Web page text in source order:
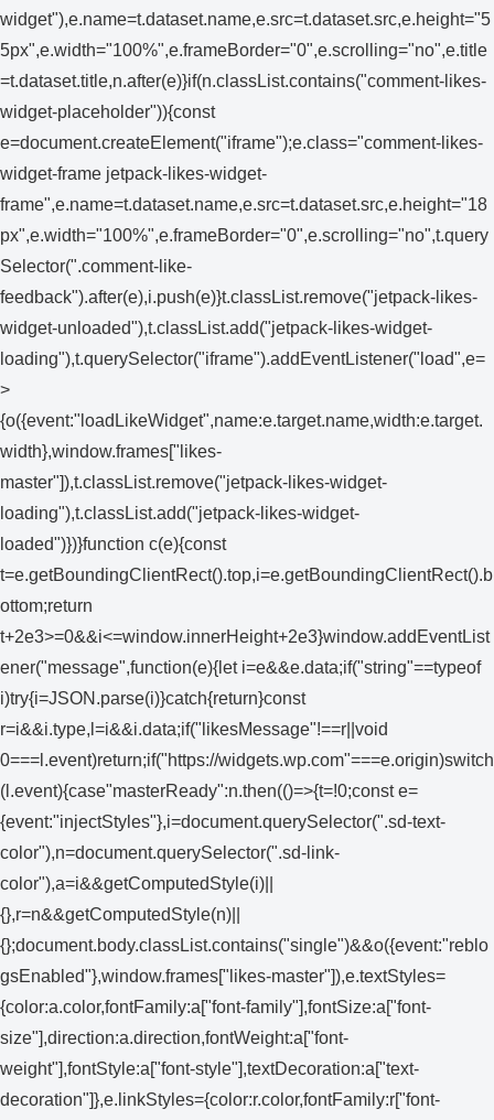
widget"),e.name=t.dataset.name,e.src=t.dataset.src,e.height="5
5px",e.width="100%",e.frameBorder="0",e.scrolling="no",e.title
=t.dataset.title,n.after(e)}if(n.classList.contains("comment-likes-
widget-placeholder")){const
e=document.createElement("iframe");e.class="comment-likes-
widget-frame jetpack-likes-widget-
frame",e.name=t.dataset.name,e.src=t.dataset.src,e.height="18
px",e.width="100%",e.frameBorder="0",e.scrolling="no",t.query
Selector(".comment-like-
feedback").after(e),i.push(e)}t.classList.remove("jetpack-likes-
widget-unloaded"),t.classList.add("jetpack-likes-widget-
loading"),t.querySelector("iframe").addEventListener("load",e=
>
{o({event:"loadLikeWidget",name:e.target.name,width:e.target.
width},window.frames["likes-
master"]),t.classList.remove("jetpack-likes-widget-
loading"),t.classList.add("jetpack-likes-widget-
loaded")})}function c(e){const
t=e.getBoundingClientRect().top,i=e.getBoundingClientRect().b
ottom;return
t+2e3>=0&&i<=window.innerHeight+2e3}window.addEventList
ener("message",function(e){let i=e&&e.data;if("string"==typeof
i)try{i=JSON.parse(i)}catch{return}const
r=i&&i.type,l=i&&i.data;if("likesMessage"!==r||void
0===l.event)return;if("https://widgets.wp.com"===e.origin)switch
(l.event){case"masterReady":n.then(()=>{t=!0;const e=
{event:"injectStyles"},i=document.querySelector(".sd-text-
color"),n=document.querySelector(".sd-link-
color"),a=i&&getComputedStyle(i)||
{},r=n&&getComputedStyle(n)||
{};document.body.classList.contains("single")&&o({event:"reblo
gsEnabled"},window.frames["likes-master"]),e.textStyles=
{color:a.color,fontFamily:a["font-family"],fontSize:a["font-
size"],direction:a.direction,fontWeight:a["font-
weight"],fontStyle:a["font-style"],textDecoration:a["text-
decoration"]},e.linkStyles={color:r.color,fontFamily:r["font-